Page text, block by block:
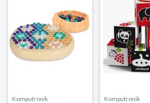
Komputronik Komputronik